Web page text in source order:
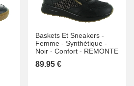
Baskets Et Sneakers -
Femme - Synthétique -
Noir - Confort - REMONTE
89.95 €